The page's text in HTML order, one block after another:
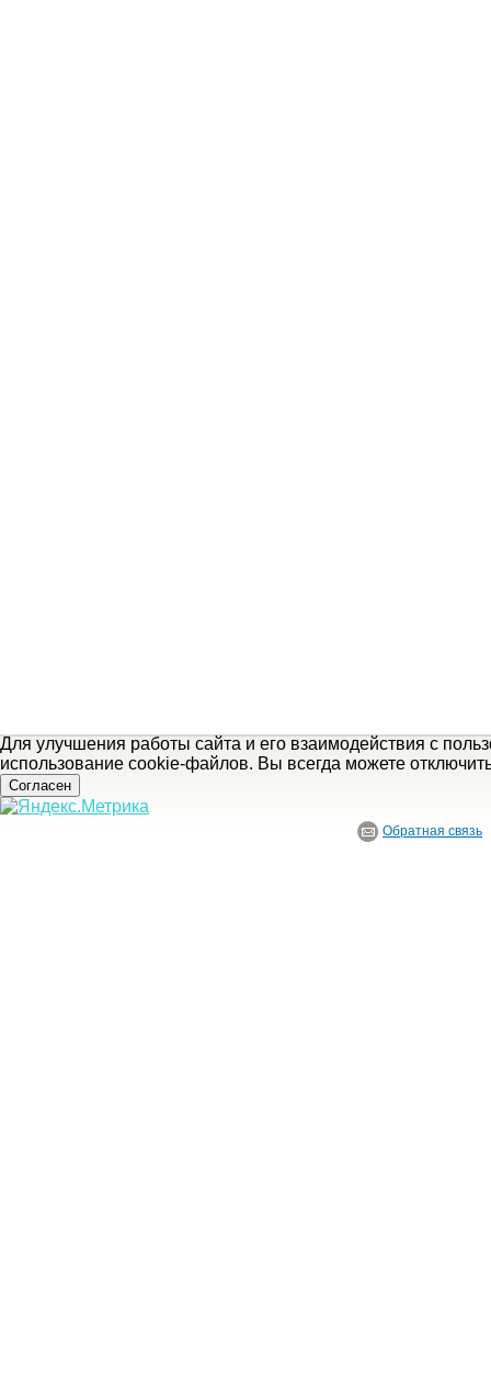
Для улучшения работы сайта и его взаимодействия с
использование cookie-файлов. Вы всегда можете
Согласен
Обратная связь